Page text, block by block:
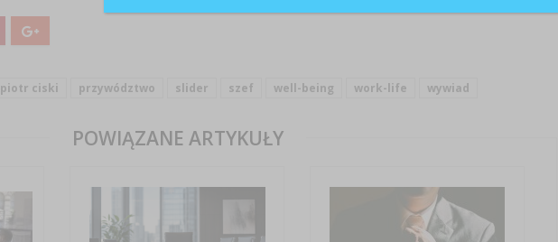
piotr ciski przywództwo slider szef well-being work-life wywiad
POWIĄZANE ARTYKUŁY